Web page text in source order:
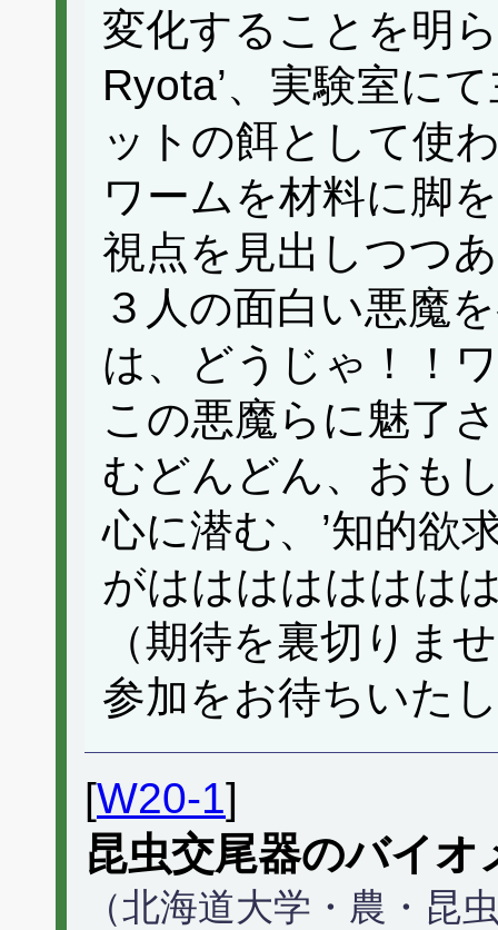
変化することを明
Ryota’、実験室に
ットの餌として使
ワームを材料に脚
視点を見出しつつ
３人の面白い悪魔
は、どうじゃ！！
この悪魔らに魅了
むどんどん、おも
心に潜む、’知的欲
がははははははは
（期待を裏切りま
参加をお待ちいた
[W20-1]
昆虫交尾器のバイ
（北海道大学・農・昆